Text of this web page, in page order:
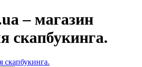
– магазин
скапбукинга.